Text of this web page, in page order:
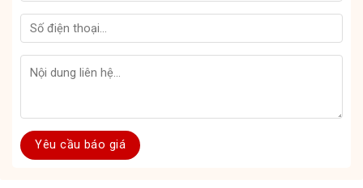
khả năng chịu được lửa cháy rừng và hiếm khi sâu bệnh. Lá cây
gỗ tếch rụng vào mùa khô.Tháng 5 – 6, 7 – 8 hàng năm là mùa
cây ra hoa. Tháng 11 – 12, 12 – 1 là thời điểm cây kết trái. Đây là
những đặc điểm sinh học cơ bản giúp trả lời cho thắc mắc gỗ
đặc điểm tính năng khác của dòng gỗ này. Cụ thể như:
Thuộc nhóm gỗ quý có giá trị kinh tế cao, kết cấu tốt, vân đẹp,